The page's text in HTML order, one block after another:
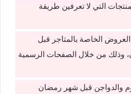
التي لا تعرفين طريقة
العروض الخاصة بالمتاجر قبل
وذلك من خلال الصفحات الرسمية
والدواجن قبل شهر رمضان